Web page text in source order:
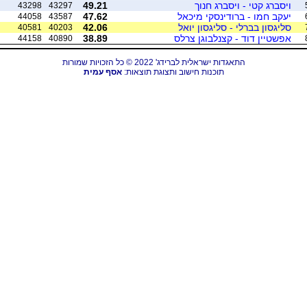
ויסברג קטי - ויסברג חנוך 49.21
43297
43298
יעקב חמו - ברודינסקי מיכאל 47.62
43587
44058
סליגסון בברלי - סליגסון יואל 42.06
40203
40581
אפשטיין דוד - קצנלבוגן צרלס 38.89
40890
44158
התאגדות ישראלית לברידג' 2022 © כל הזכויות שמורות
תוכנות חישוב ותצוגת תוצאות:אסף עמית